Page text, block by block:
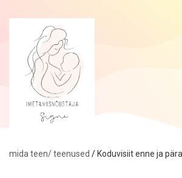
mida teen/ teenused /Koduvisiit enne ja